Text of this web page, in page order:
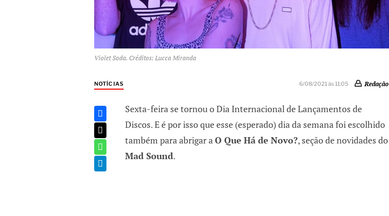
Violet Soda. Créditos: Lucca Miranda
NOTÍCIAS 6/08/2021 às 11:05 Redação
Sexta-feira se tornou o Dia Internacional de Lançamentos de
Discos. E é por isso que esse (esperado) dia da semana foi escolhido
também para abrigar a O Que Há de Novo?, seção de novidades do
Mad Sound.